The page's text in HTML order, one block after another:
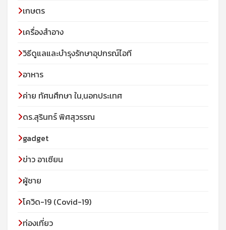
เกษตร
เครื่องสำอาง
วิธีดูแลและบำรุงรักษาอุปกรณ์ไอที
อาหาร
ค่าย ทัศนศึกษา ใน,นอกประเทศ
ดร.สุรินทร์ พิศสุวรรณ
gadget
ข่าว อาเซียน
ผู้ชาย
โควิด-19 (Covid-19)
ท่องเที่ยว